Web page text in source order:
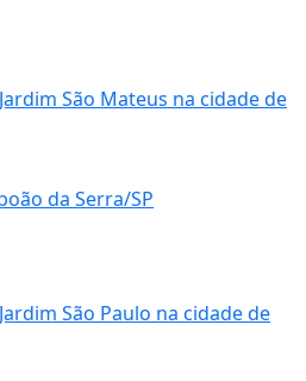
da Serra/SP